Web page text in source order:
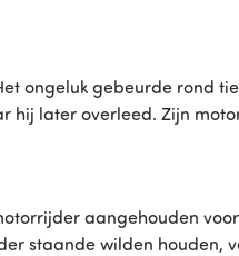
ongeluk gebeurde rond
later overleed. Zijn
aangehouden
staande wilden houden,